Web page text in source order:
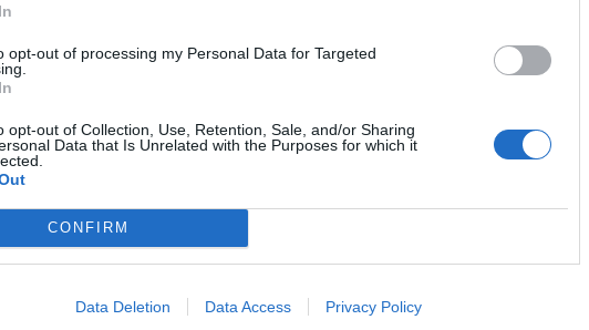
opt-out of processing my Personal Data for Targeted
opt-out of Collection, Use, Retention, Sale, and/or Sharing
Data that Is Unrelated with the Purposes for which it
CONFIRM
Data Deletion Data Access Privacy Policy
συστήματος κάθετης εκτόξευσης (VLS). Οι τρεις
– Amiral Ronarc’h, Amiral Louzeau και Amiral Castex –
οι γαλλικές φρεγάτες FDI διαθέτουν δύο
εκτόξευσης Sylver A50 με συνολικά 16 κελιά για
αέρος Aster 15 και Aster 30. Η απόφαση διπλασιασμού
σε 32 κελιά ευθυγραμμίζεται με τη διαμόρφωση
FDI.